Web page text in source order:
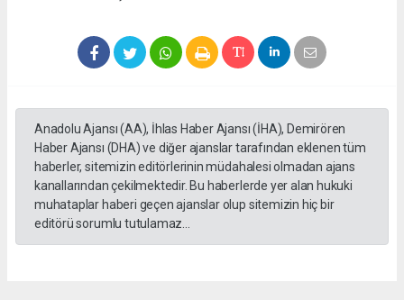
Anadolu Ajansı (AA), İhlas Haber Ajansı (İHA), Demirören
Haber Ajansı (DHA) ve diğer ajanslar tarafından eklenen tüm
haberler, sitemizin editörlerinin müdahalesi olmadan ajans
kanallarından çekilmektedir. Bu haberlerde yer alan hukuki
muhataplar haberi geçen ajanslar olup sitemizin hiç bir
editörü sorumlu tutulamaz...